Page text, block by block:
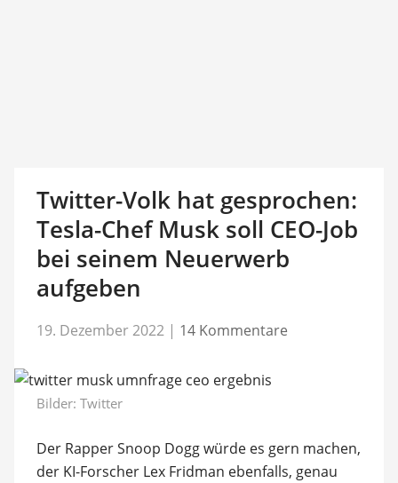
Twitter-Volk hat gesprochen:
Tesla-Chef Musk soll CEO-Job
bei seinem Neuerwerb
aufgeben
19. Dezember 2022 | 14 Kommentare
Bilder: Twitter
Der Rapper Snoop Dogg würde es gern machen,
der KI-Forscher Lex Fridman ebenfalls, genau